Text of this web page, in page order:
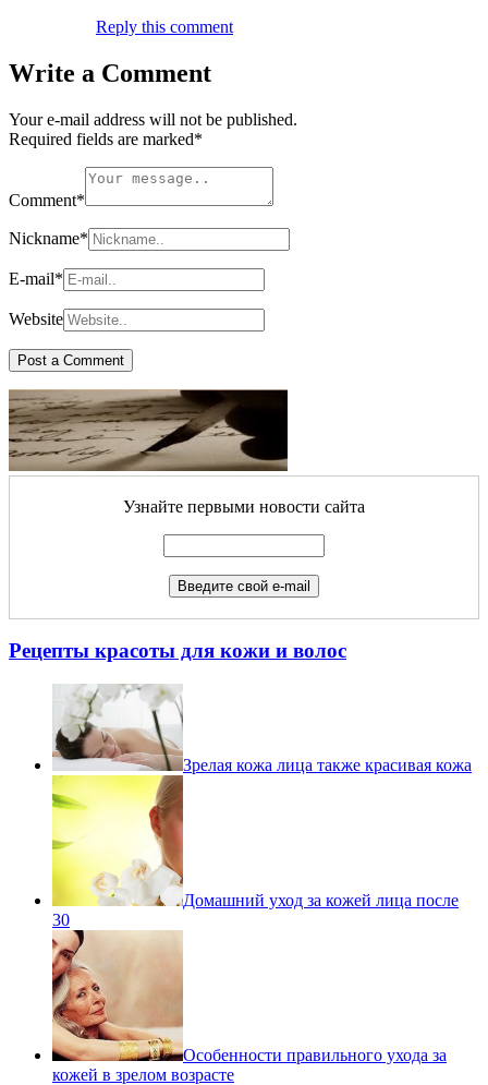
Reply this comment
Write a Comment
Your e-mail address will not be published.
Required fields are marked*
Comment*
Nickname*
E-mail*
Website
Узнайте первыми новости сайта
Рецепты красоты для кожи и волос
Зрелая кожа лица также красивая кожа
Домашний уход за кожей лица после
30
Особенности правильного ухода за
кожей в зрелом возрасте